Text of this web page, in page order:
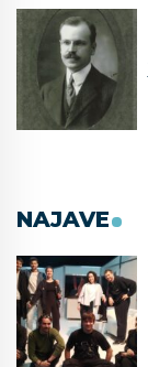
NAJAVE